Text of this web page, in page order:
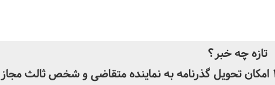
تازه چه خبر؟
طبق اعلام سفارت فرانسه از تاریخ 1404/01/07 امکان تحویل گذرنامه به نماینده متقاضی و شخص ثالث مجاز